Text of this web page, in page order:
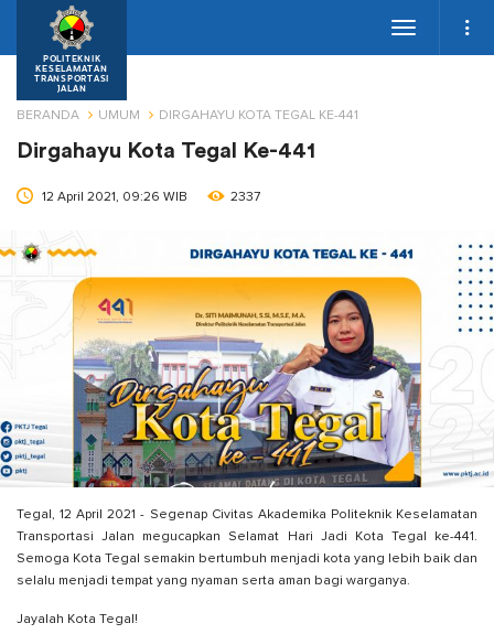
POLITEKNIK
KESELAMATAN
TRANSPORTASI
JALAN
Toggle
BERANDA UMUM DIRGAHAYU KOTA TEGAL KE-441
Dirgahayu Kota Tegal Ke-441
12 April 2021, 09:26 WIB 2337
Tegal, 12 April 2021 - Segenap Civitas Akademika Politeknik Keselamatan
Transportasi Jalan megucapkan Selamat Hari Jadi Kota Tegal ke-441.
Semoga Kota Tegal semakin bertumbuh menjadi kota yang lebih baik dan
selalu menjadi tempat yang nyaman serta aman bagi warganya.
Jayalah Kota Tegal!